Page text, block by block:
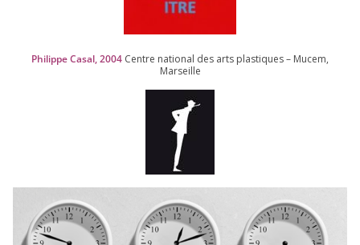
Philippe Casal,2004 Centre natio­nal des arts plas­tiques – Mucem,
Marseille